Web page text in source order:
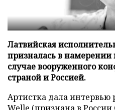
Латвийская
призналась в намерении
случае вооруженного
страной и Россией.
Артистка дала интервью